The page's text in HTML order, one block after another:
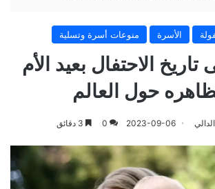
الأسرة منوعات أسرة وتسلية
الاحتفال بعيد الأم
حول العالم
2023-09-06
0